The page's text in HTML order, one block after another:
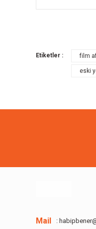
Ürün resmi
Ürün
Etiketler : film
eski
Mail :